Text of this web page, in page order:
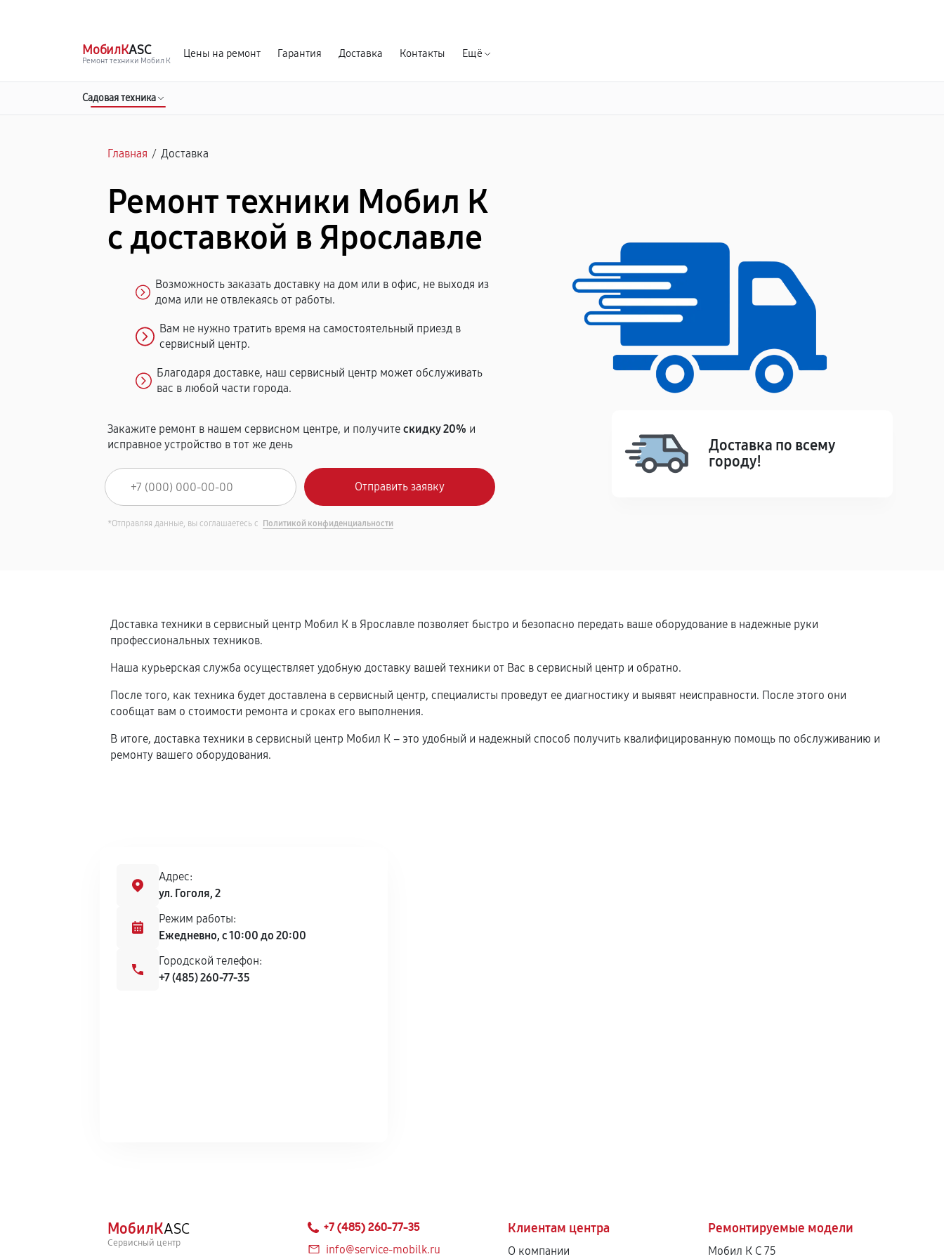
МобилКASC
Ремонт техники Мобил К
Цены на ремонт Гарантия Доставка Контакты Ещё
Садовая техника
Главная / Доставка
Ремонт техники Мобил К
с доставкой в Ярославле
Возможность заказать доставку на дом или в офис, не выходя из
дома или не отвлекаясь от работы.
Вам не нужно тратить время на самостоятельный приезд в
сервисный центр.
Благодаря доставке, наш сервисный центр может обслуживать
вас в любой части города.
Закажите ремонт в нашем сервисном центре, и получитескидку 20% и
исправное устройство в тот же день
*Отправляя данные, вы соглашаетесь с Политикой конфиденциальности
Доставка по всему
городу!
Доставка техники в сервисный центр Мобил К в Ярославле позволяет быстро и безопасно передать ваше оборудование в надежные руки
профессиональных техников.
Наша курьерская служба осуществляет удобную доставку вашей техники от Вас в сервисный центр и обратно.
После того, как техника будет доставлена в сервисный центр, специалисты проведут ее диагностику и выявят неисправности. После этого они
сообщат вам о стоимости ремонта и сроках его выполнения.
В итоге, доставка техники в сервисный центр Мобил К – это удобный и надежный способ получить квалифицированную помощь по обслуживанию и
ремонту вашего оборудования.
Адрес:
ул. Гоголя, 2
Режим работы:
Ежедневно, с 10:00 до 20:00
Городской телефон:
+7 (485) 260-77-35
МобилКASC
Сервисный центр
+7 (485) 260-77-35
info@service-mobilk.ru
Клиентам центра
О компании
Ремонтируемые модели
Мобил К С 75